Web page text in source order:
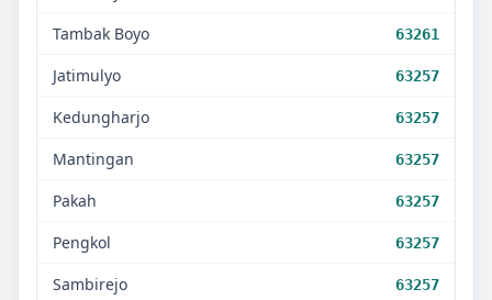
Tambak Boyo 63261
Jatimulyo 63257
Kedungharjo 63257
Mantingan 63257
Pakah 63257
Pengkol 63257
Sambirejo 63257